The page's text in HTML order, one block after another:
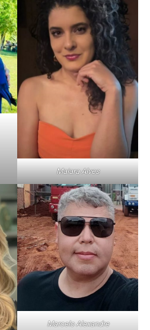
Maiara Alves
Marcelo Alexandre